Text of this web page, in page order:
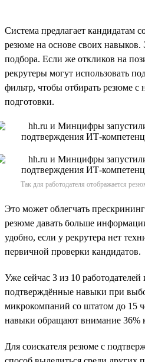
Система предлагает кандидатам
резюме на основе своих
подбора. Если же откликов на
рекрутеры могут использовать
фильтр, чтобы отбирать резюме
подготовки.
Так для работодателя отображается
Это может облегчать
резюме давать больше
удобно, если у рекрутера нет
первичной проверки кандидатов.
Уже сейчас 3 из 10 работодателей
подтверждённые навыки при
микрокомпаний со штатом до 15
навыки обращают внимание 36%
Для соискателя резюме с